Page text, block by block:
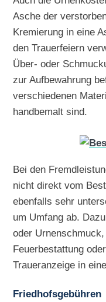
Asche der
Kremierung in eine
den Trauerfeiern
Über- oder
zur Aufbewahrung
verschiedenen
handbemalt sind.
Bei den
nicht direkt vom
ebenfalls sehr
um Umfang ab.
oder
Feuerbestattung
Traueranzeige in
Friedhofsgebühren